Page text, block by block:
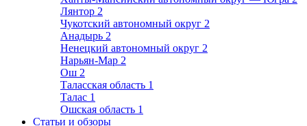
Лянтор 2
Чукотский автономный округ 2
Анадырь 2
Ненецкий автономный округ 2
Нарьян-Мар 2
Ош 2
Таласская область 1
Талас 1
Ошская область 1
Статьи и обзоры